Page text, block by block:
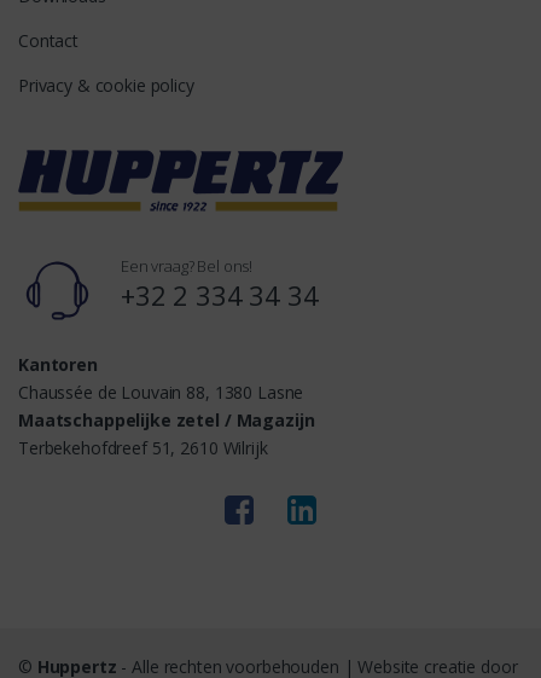
Contact
Privacy & cookie policy
Een vraag? Bel ons!
+32 2 334 34 34
Kantoren
Chaussée de Louvain 88, 1380 Lasne
Maatschappelijke zetel / Magazijn
Terbekehofdreef 51, 2610 Wilrijk
© Huppertz - Alle rechten voorbehouden | Website creatie door